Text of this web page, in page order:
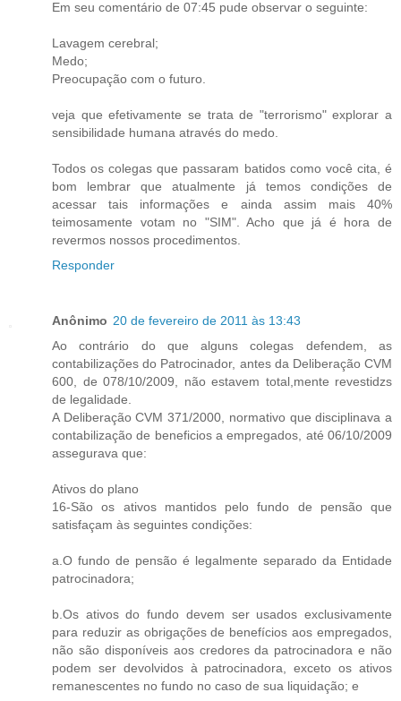
Em seu comentário de 07:45 pude observar o seguinte:
Lavagem cerebral;
Medo;
Preocupação com o futuro.
veja que efetivamente se trata de "terrorismo" explorar a
sensibilidade humana através do medo.
Todos os colegas que passaram batidos como você cita, é
bom lembrar que atualmente já temos condições de
acessar tais informações e ainda assim mais 40%
teimosamente votam no "SIM". Acho que já é hora de
revermos nossos procedimentos.
Responder
Anônimo 20 de fevereiro de 2011 às 13:43
Ao contrário do que alguns colegas defendem, as
contabilizações do Patrocinador, antes da Deliberação CVM
600, de 078/10/2009, não estavem total,mente revestidzs
de legalidade.
A Deliberação CVM 371/2000, normativo que disciplinava a
contabilização de beneficios a empregados, até 06/10/2009
assegurava que:
Ativos do plano
16-São os ativos mantidos pelo fundo de pensão que
satisfaçam às seguintes condições:
a.O fundo de pensão é legalmente separado da Entidade
patrocinadora;
b.Os ativos do fundo devem ser usados exclusivamente
para reduzir as obrigações de benefícios aos empregados,
não são disponíveis aos credores da patrocinadora e não
podem ser devolvidos à patrocinadora, exceto os ativos
remanescentes no fundo no caso de sua liquidação; e